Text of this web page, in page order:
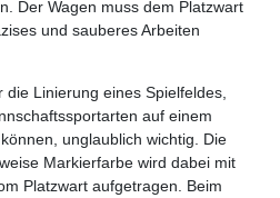
Der Wagen muss dem Platzwart
und sauberes Arbeiten
Linierung eines Spielfeldes,
auf einem
unglaublich wichtig. Die
Markierfarbe wird dabei mit
Platzwart aufgetragen. Beim